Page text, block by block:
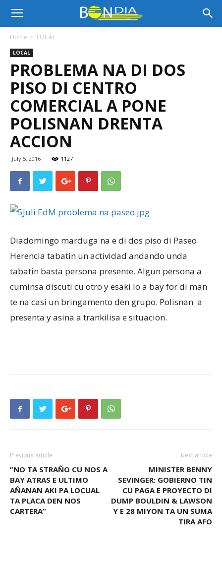
Bon
Dia
Aruba
Noticia
Aruba
Home LOCAL
LOCAL
PROBLEMA NA DI DOS
PISO DI CENTRO
COMERCIAL A PONE
POLISNAN DRENTA
ACCION
July 5, 2016 1127
Diadomingo marduga na e di dos piso di Paseo
Herencia tabatin un actividad andando unda
tabatin basta persona presente. Algun persona a
cuminsa discuti cu otro y esaki lo a bay for di man
te na casi un bringamento den grupo. Polisnan a
presenta y asina a trankilisa e situacion.
Previous article
”NO TA STRAÑO CU NOS A
BAY ATRAS E ULTIMO
AÑANAN AKI PA LOCUAL
TA PLACA DEN NOS
CARTERA”
Next article
MINISTER BENNY
SEVINGER: GOBIERNO TIN
CU PAGA E PROYECTO DI
DUMP BOULDIN & LAWSON
Y E 28 MIYON TA UN SUMA
TIRA AFO